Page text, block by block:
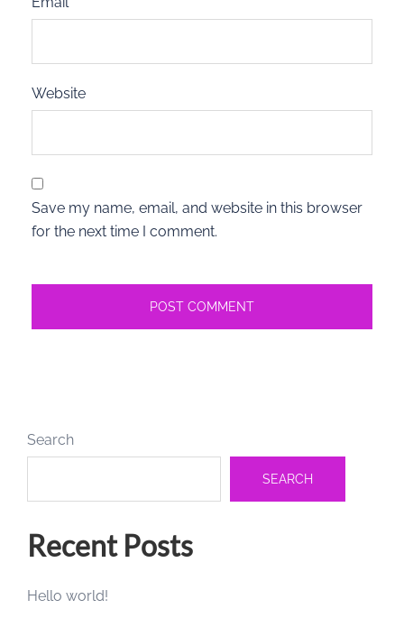
Website
Save my name, email, and website in this browser
for the next time I comment.
Search
SEARCH
Recent Posts
Hello world!